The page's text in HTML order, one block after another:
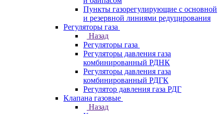
Пункты газорегулирующие с основной
и резервной линиями редуцирования
Регуляторы газа
Назад
Регуляторы газа
Регуляторы давления газа
комбинированный РДНК
Регуляторы давления газа
комбинированный РДГК
Регулятор давления газа РДГ
Клапана газовые
Назад